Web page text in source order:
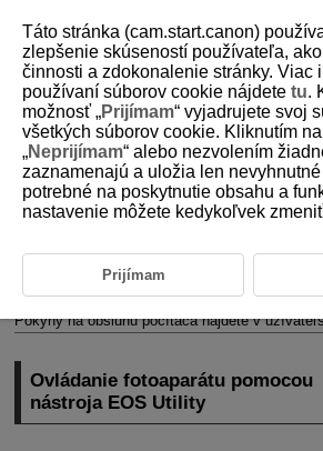
D180-175
Pripojenie k počítaču
prostredníctvom funkcieWi-Fi
Ovládanie fotoaparátu pomocou nástroja
Táto časť popisuje spôsob pripojenia
prostredníctvom pripojenia
a
pomocou softvéru EOS alebo iného softvéru.
Pokyny na obsluhu počítača nájdete v
Ovládanie fotoaparátu pomocou
nástroja EOS Utility
Táto stránka (cam.start.canon)
zlepšenie skúseností používateľa,
činnosti a zdokonalenie stránky. Viac
používaní súborov cookie nájdete tu.
možnosť „Prijímam“ vyjadrujete svoj
všetkých súborov cookie. Kliknutím
„Neprijímam“ alebo nezvolením
zaznamenajú a uložia len
potrebné na poskytnutie obsahu a
nastavenie môžete kedykoľvek
Prijímam